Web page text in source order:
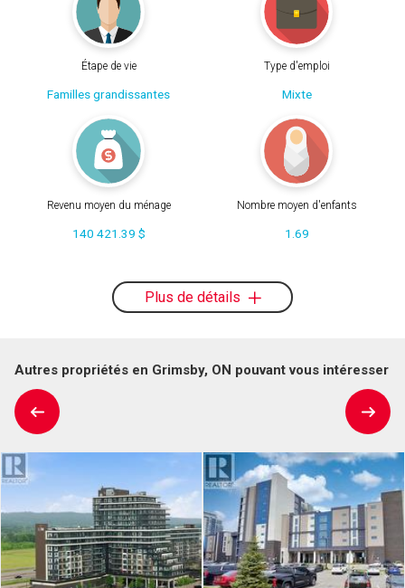
Étape de vie
Familles grandissantes
Type d'emploi
Mixte
Revenu moyen du ménage
140 421.39 $
Nombre moyen d'enfants
1.69
Plus de détails
Autres propriétés en Grimsby, ON pouvant vous intéresser